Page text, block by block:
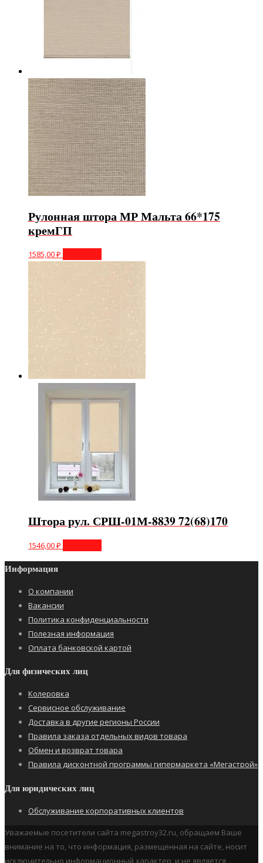
Рулонная штора МР Мальта 66*175
кремГП
1585,00₽
Штора рул. СРШ-01М-8839 72(68)170
1546,00₽
Информация
О компании
Вакансии
Политика конфиденциальности
Полезная информация
Оплата банковской картой
Для физических лиц
Колеровка
Сервисное обслуживание
Доставка в другие регионы России
Правила заказа отдельных видов товара
Обмен и возврат товара
Правила дисконтной программы гипермаркета «Мегастрой»
Для юридических лиц
Обслуживание корпоративных клиентов
Уважаемые посетители сайта megastroy32.ru, обращаем Ваше
внимание на то, что информация, размещенная на сайте, носит
исключительно информационный характер, и не является